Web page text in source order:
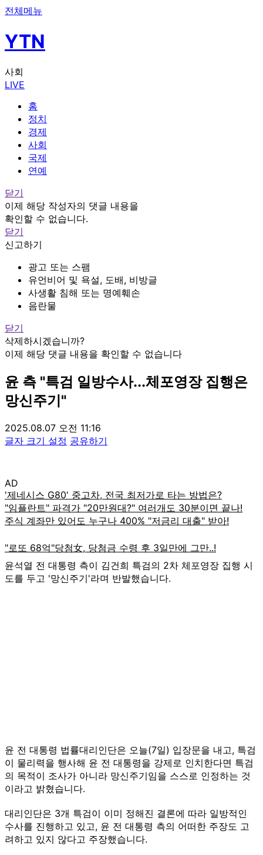
전체메뉴
YTN
사회
LIVE
홈
정치
경제
사회
국제
연예
닫기
이제 해당 작성자의 댓글 내용을
확인할 수 없습니다.
닫기
신고하기
광고 또는 스팸
유언비어 및 욕설, 도배, 비방글
사생활 침해 또는 명예훼손
음란물
닫기
삭제하시겠습니까?
이제 해당 댓글 내용을 확인할 수 없습니다
윤 측 "특검 일방수사...체포영장 집행은
망신주기"
2025.08.07 오전 11:16
글자 크기 설정 공유하기
AD
윤석열 전 대통령 측이 김건희 특검의 2차 체포영장 집행 시
도를 두고 '망신주기'라며 반발했습니다.
윤 전 대통령 법률대리인단은 오늘(7일) 입장문을 내고, 특검
이 물리력을 행사해 윤 전 대통령을 강제로 인치한다면 특검
의 목적이 조사가 아니라 망신주기임을 스스로 인정하는 것
이라고 밝혔습니다.
대리인단은 3개 특검이 이미 정해진 결론에 따라 일방적인
수사를 진행하고 있고, 윤 전 대통령 측의 어떠한 주장도 고
려하고 있지 않다고 주장했습니다.